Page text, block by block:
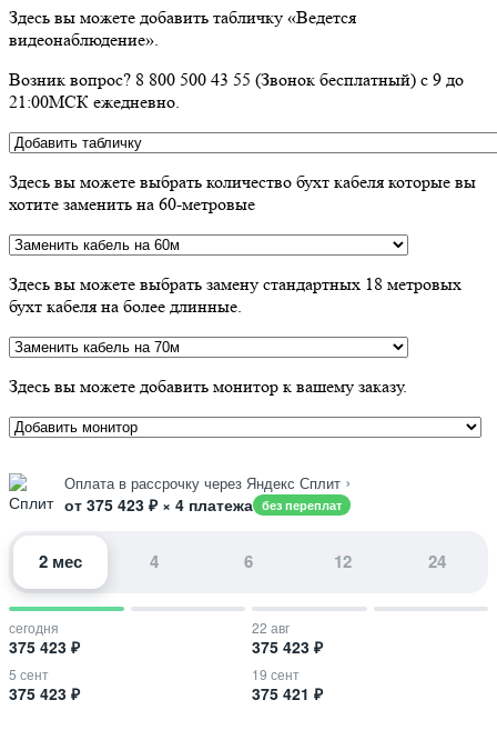
Здесь вы можете добавить табличку «Ведется
видеонаблюдение».
Возник вопрос? 8 800 500 43 55 (Звонок бесплатный) с 9 до
21:00МСК ежедневно.
Здесь вы можете выбрать количество бухт кабеля которые вы
хотите заменить на 60-метровые
Здесь вы можете выбрать замену стандартных 18 метровых
бухт кабеля на более длинные.
Здесь вы можете добавить монитор к вашему заказу.
Оплата в рассрочку через Яндекс Сплит ›
от 375 423 ₽ × 4 платежа без переплат
2 мес 4 6 12 24
сегодня
375 423 ₽
22 авг
375 423 ₽
5 сент
375 423 ₽
19 сент
375 421 ₽